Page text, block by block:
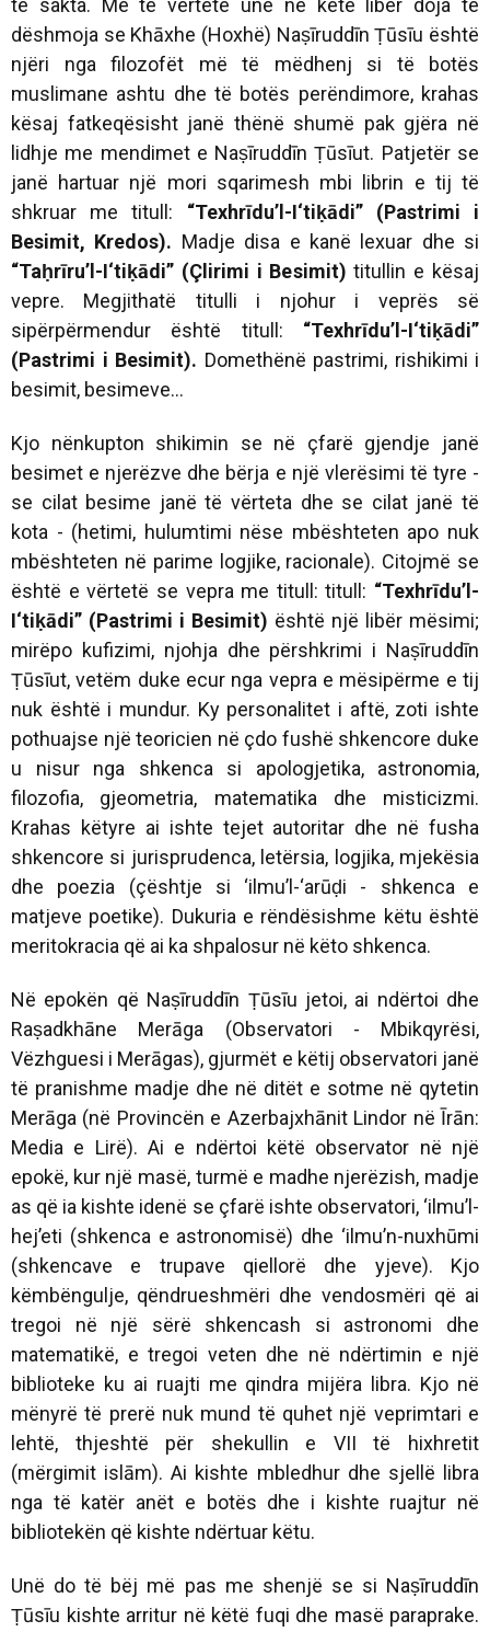
të sakta. Me të vërtetë unë në këtë libër doja të
dëshmoja se Khāxhe (Hoxhë) Naṣīruddīn Ṭūsīu është
njëri nga filozofët më të mëdhenj si të botës
muslimane ashtu dhe të botës perëndimore, krahas
kësaj fatkeqësisht janë thënë shumë pak gjëra në
lidhje me mendimet e Naṣīruddīn Ṭūsīut. Patjetër se
janë hartuar një mori sqarimesh mbi librin e tij të
shkruar me titull: “Texhrīdu’l-I‘tiḳādi” (Pastrimi i
Besimit, Kredos). Madje disa e kanë lexuar dhe si
“Taḥrīru’l-I‘tiḳādi” (Çlirimi i Besimit) titullin e kësaj
vepre. Megjithatë titulli i njohur i veprës së
sipërpërmendur është titull: “Texhrīdu’l-I‘tiḳādi”
(Pastrimi i Besimit). Domethënë pastrimi, rishikimi i
besimit, besimeve...
Kjo nënkupton shikimin se në çfarë gjendje janë
besimet e njerëzve dhe bërja e një vlerësimi të tyre -
se cilat besime janë të vërteta dhe se cilat janë të
kota - (hetimi, hulumtimi nëse mbështeten apo nuk
mbështeten në parime logjike, racionale). Citojmë se
është e vërtetë se vepra me titull: titull: “Texhrīdu’l-
I‘tiḳādi” (Pastrimi i Besimit) është një libër mësimi;
mirëpo kufizimi, njohja dhe përshkrimi i Naṣīruddīn
Ṭūsīut, vetëm duke ecur nga vepra e mësipërme e tij
nuk është i mundur. Ky personalitet i aftë, zoti ishte
pothuajse një teoricien në çdo fushë shkencore duke
u nisur nga shkenca si apologjetika, astronomia,
filozofia, gjeometria, matematika dhe misticizmi.
Krahas këtyre ai ishte tejet autoritar dhe në fusha
shkencore si jurisprudenca, letërsia, logjika, mjekësia
dhe poezia (çështje si ‘ilmu’l-‘arūḍi - shkenca e
matjeve poetike). Dukuria e rëndësishme këtu është
meritokracia që ai ka shpalosur në këto shkenca.
Në epokën që Naṣīruddīn Ṭūsīu jetoi, ai ndërtoi dhe
Raṣadkhāne Merāga (Observatori - Mbikqyrësi,
Vëzhguesi i Merāgas), gjurmët e këtij observatori janë
të pranishme madje dhe në ditët e sotme në qytetin
Merāga (në Provincën e Azerbajxhānit Lindor në Īrān:
Media e Lirë). Ai e ndërtoi këtë observator në një
epokë, kur një masë, turmë e madhe njerëzish, madje
as që ia kishte idenë se çfarë ishte observatori, ‘ilmu’l-
hej’eti (shkenca e astronomisë) dhe ‘ilmu’n-nuxhūmi
(shkencave e trupave qiellorë dhe yjeve). Kjo
këmbëngulje, qëndrueshmëri dhe vendosmëri që ai
tregoi në një sërë shkencash si astronomi dhe
matematikë, e tregoi veten dhe në ndërtimin e një
biblioteke ku ai ruajti me qindra mijëra libra. Kjo në
mënyrë të prerë nuk mund të quhet një veprimtari e
lehtë, thjeshtë për shekullin e VII të hixhretit
(mërgimit islām). Ai kishte mbledhur dhe sjellë libra
nga të katër anët e botës dhe i kishte ruajtur në
bibliotekën që kishte ndërtuar këtu.
Unë do të bëj më pas me shenjë se si Naṣīruddīn
Ṭūsīu kishte arritur në këtë fuqi dhe masë paraprake.